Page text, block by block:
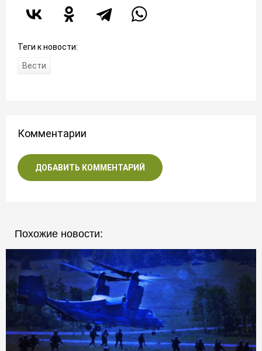
Теги к новости:
Вести
Комментарии
ДОБАВИТЬ КОММЕНТАРИЙ
Похожие новости: